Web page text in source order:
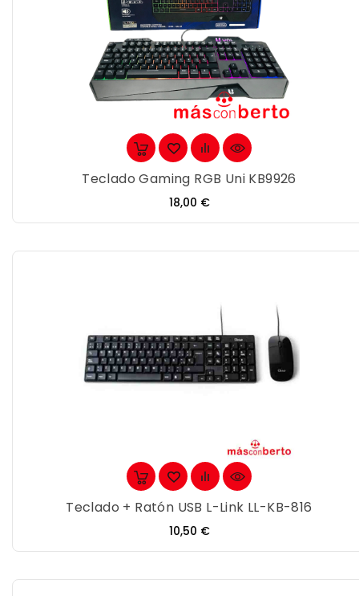
Teclado Gaming RGB Uni KB9926
Precio
18,00 €
Teclado + Ratón USB L-Link LL-KB-816
Precio
10,50 €